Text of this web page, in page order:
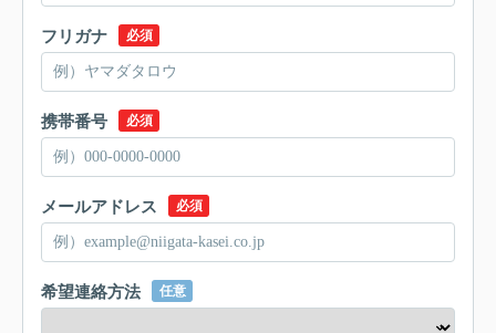
フリガナ 必須
携帯番号 必須
メールアドレス 必須
希望連絡方法 任意